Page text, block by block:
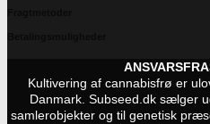
Kultivering af cannabisfrø er
Danmark. Subseed.dk sælger
samlerobjekter og til genetisk